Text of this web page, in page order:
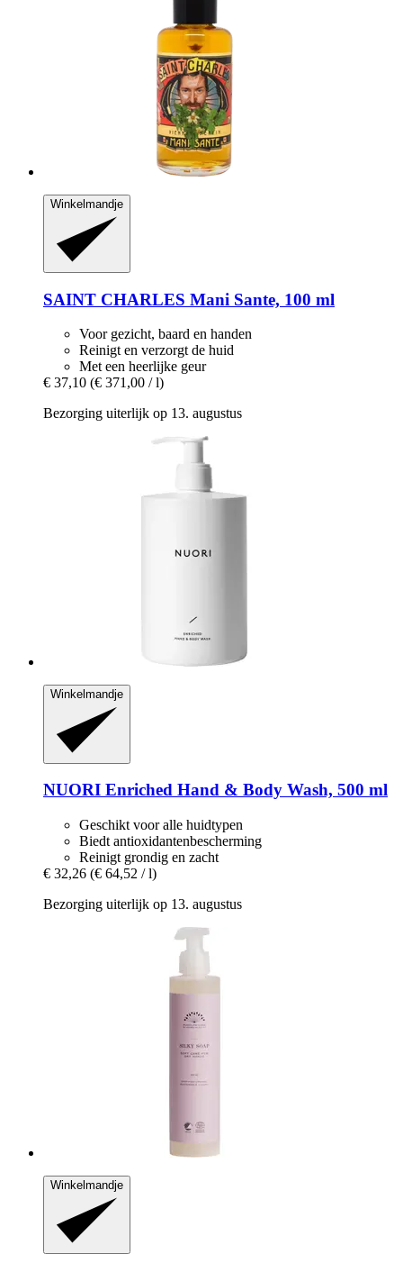
Winkelmandje
SAINT CHARLES Mani Sante, 100 ml
Voor gezicht, baard en handen
Reinigt en verzorgt de huid
Met een heerlijke geur
€ 37,10 (€ 371,00 / l)
Bezorging uiterlijk op 13. augustus
Winkelmandje
NUORI Enriched Hand & Body Wash, 500 ml
Geschikt voor alle huidtypen
Biedt antioxidantenbescherming
Reinigt grondig en zacht
€ 32,26 (€ 64,52 / l)
Bezorging uiterlijk op 13. augustus
Winkelmandje